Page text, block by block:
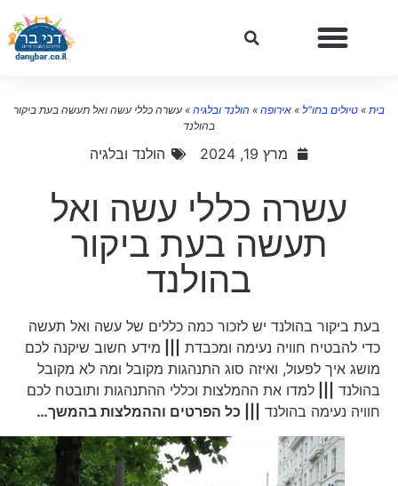
»טיולים בחו"ל»אירופה»הולנד ובלגיה»עשרה כללי עשה ואל תעשה בעת ביקור
בהולנד
מרץ 19, 2024 הולנד ובלגיה
עשרה כללי עשה ואל
תעשה בעת ביקור
בהולנד
בעת ביקור בהולנד יש לזכור כמה כללים של עשה ואל תעשה
כדי להבטיח חוויה נעימה ומכבדת|||
מידע חשוב שיקנה לכם
מושג איך לפעול, ואיזה סוג התנהגות מקובל ומה לא מקובל
בהולנד|||
למדו את ההמלצות וכללי ההתנהגות ותובטח לכם
חוויה נעימה בהולנד||| כל הפרטים וההמלצות בהמשך…